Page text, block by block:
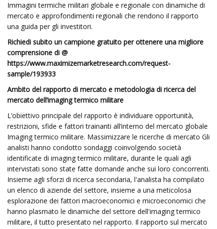
Immagini termiche militari globale e regionale con dinamiche di
mercato e approfondimenti regionali che rendono il rapporto
una guida per gli investitori.
Richiedi subito un campione gratuito per ottenere una migliore
comprensione di @
https://www.maximizemarketresearch.com/request-
sample/193933
Ambito del rapporto di mercato e metodologia di ricerca del
mercato dell’imaging termico militare
L’obiettivo principale del rapporto è individuare opportunità,
restrizioni, sfide e fattori trainanti all’interno del mercato globale
Imaging termico militare. Massimizzare le ricerche di mercato Gli
analisti hanno condotto sondaggi coinvolgendo società
identificate di imaging termico militare, durante le quali agli
intervistati sono state fatte domande anche sui loro concorrenti.
Insieme agli sforzi di ricerca secondaria, l'analista ha compilato
un elenco di aziende del settore, insieme a una meticolosa
esplorazione dei fattori macroeconomici e microeconomici che
hanno plasmato le dinamiche del settore dell'imaging termico
militare, il tutto presentato nel rapporto. Il rapporto sul mercato